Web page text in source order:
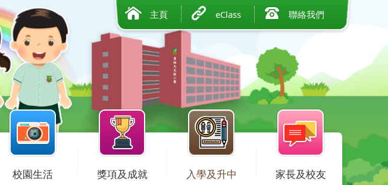
主頁 eClass 聯絡我們
校園生活 獎項及成就 入學及升中 家長及校友